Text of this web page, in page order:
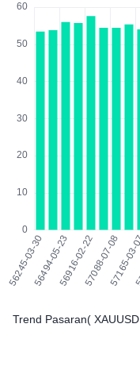
Trend Pasaran( XAUUSD